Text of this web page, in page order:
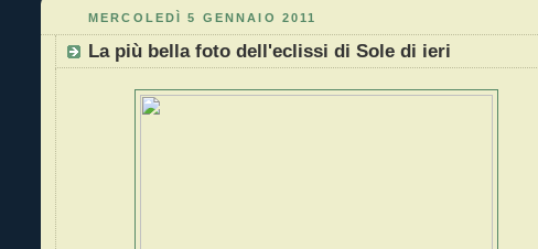
MERCOLEDÌ 5 GENNAIO 2011
La più bella foto dell'eclissi di Sole di ieri